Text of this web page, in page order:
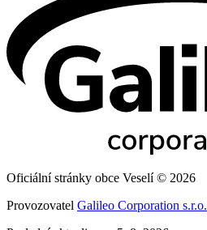
Oficiální stránky obce Veselí © 2026
Provozovatel Galileo Corporation s.r.o.